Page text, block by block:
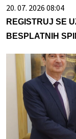
20. 07. 2026 08:04
REGISTRUJ SE
BESPLATNIH